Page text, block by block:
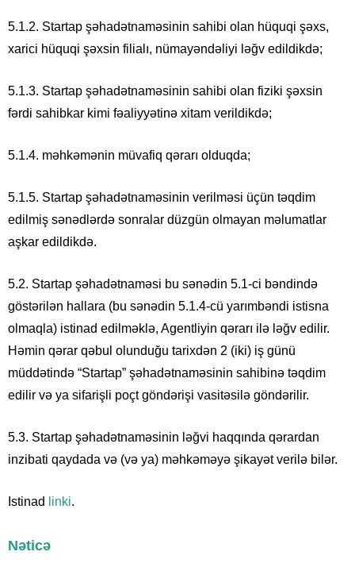
5.1.2. Startap şəhadətnaməsinin sahibi olan hüquqi şəxs,
xarici hüquqi şəxsin filialı, nümayəndəliyi ləğv edildikdə;
5.1.3. Startap şəhadətnaməsinin sahibi olan fiziki şəxsin
fərdi sahibkar kimi fəaliyyətinə xitam verildikdə;
5.1.4. məhkəmənin müvafiq qərarı olduqda;
5.1.5. Startap şəhadətnaməsinin verilməsi üçün təqdim
edilmiş sənədlərdə sonralar düzgün olmayan məlumatlar
aşkar edildikdə.
5.2. Startap şəhadətnaməsi bu sənədin 5.1-ci bəndində
göstərilən hallara (bu sənədin 5.1.4-cü yarımbəndi istisna
olmaqla) istinad edilməklə, Agentliyin qərarı ilə ləğv edilir.
Həmin qərar qəbul olunduğu tarixdən 2 (iki) iş günü
müddətində “Startap” şəhadətnaməsinin sahibinə təqdim
edilir və ya sifarişli poçt göndərişi vasitəsilə göndərilir.
5.3. Startap şəhadətnaməsinin ləğvi haqqında qərardan
inzibati qaydada və (və ya) məhkəməyə şikayət verilə bilər.
Istinad linki.
Nəticə